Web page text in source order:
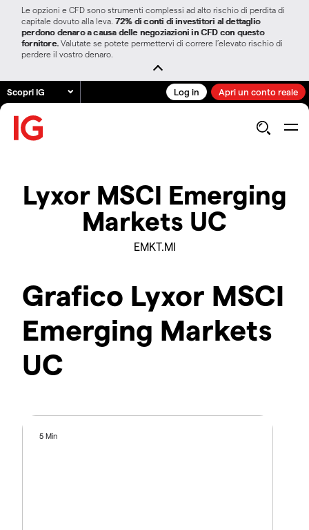
Le opzioni e CFD sono strumenti complessi ad alto rischio di perdita di
capitale dovuto alla leva. 72% di conti di investitori al dettaglio
perdono denaro a causa delle negoziazioni in CFD con questo
fornitore. Valutate se potete permettervi di correre l’elevato rischio di
perdere il vostro denaro.
Scopri IG Log in Apri un conto reale
Lyxor MSCI Emerging
Markets UC
EMKT.MI
Grafico Lyxor MSCI
Emerging Markets
UC
5 Min